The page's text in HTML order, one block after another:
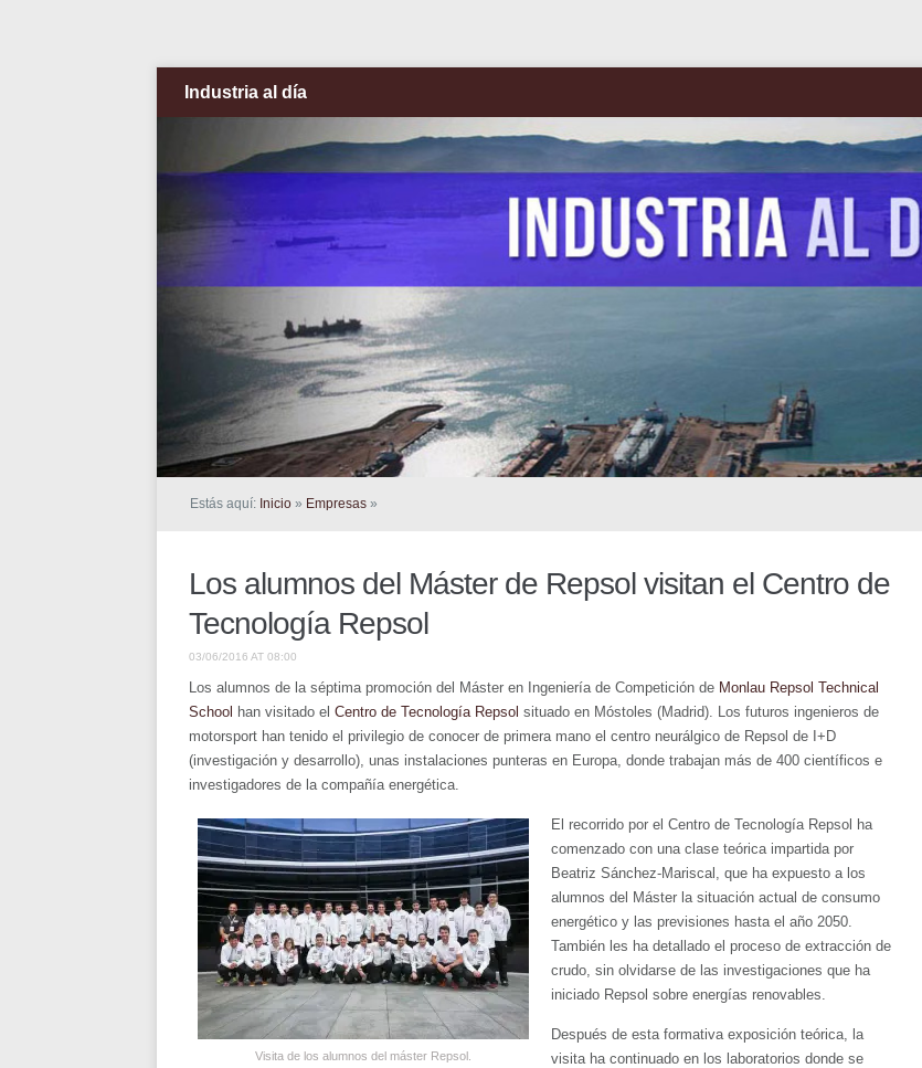
Industria al día
Estás aquí: Inicio » Empresas »
Los alumnos del Máster de Repsol visitan el Centro de
Tecnología Repsol
03/06/2016 AT 08:00
Los alumnos de la séptima promoción del Máster en Ingeniería de Competición de Monlau Repsol Technical
School han visitado el Centro de Tecnología Repsol situado en Móstoles (Madrid). Los futuros ingenieros de
motorsport han tenido el privilegio de conocer de primera mano el centro neurálgico de Repsol de I+D
(investigación y desarrollo), unas instalaciones punteras en Europa, donde trabajan más de 400 científicos e
investigadores de la compañía energética.
Visita de los alumnos del máster Repsol.
El recorrido por el Centro de Tecnología Repsol ha
comenzado con una clase teórica impartida por
Beatriz Sánchez-Mariscal, que ha expuesto a los
alumnos del Máster la situación actual de consumo
energético y las previsiones hasta el año 2050.
También les ha detallado el proceso de extracción de
crudo, sin olvidarse de las investigaciones que ha
iniciado Repsol sobre energías renovables.
Después de esta formativa exposición teórica, la
visita ha continuado en los laboratorios donde se